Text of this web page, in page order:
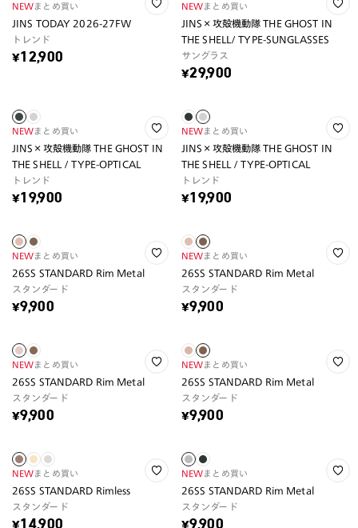
NEWまとめ買い
JINS TODAY 2026-27FW
トレンド
¥12,900
NEWまとめ買い
JINS×攻殻機動隊 THE GHOST IN
THE SHELL/ TYPE-SUNGLASSES
サングラス
¥29,900
NEWまとめ買い
JINS×攻殻機動隊 THE GHOST IN
THE SHELL / TYPE-OPTICAL
トレンド
¥19,900
NEWまとめ買い
JINS×攻殻機動隊 THE GHOST IN
THE SHELL / TYPE-OPTICAL
トレンド
¥19,900
NEWまとめ買い
26SS STANDARD Rim Metal
スタンダード
¥9,900
NEWまとめ買い
26SS STANDARD Rim Metal
スタンダード
¥9,900
NEWまとめ買い
26SS STANDARD Rim Metal
スタンダード
¥9,900
NEWまとめ買い
26SS STANDARD Rim Metal
スタンダード
¥9,900
NEWまとめ買い
26SS STANDARD Rimless
スタンダード
¥14,900
NEWまとめ買い
26SS STANDARD Rim Metal
スタンダード
¥9,900